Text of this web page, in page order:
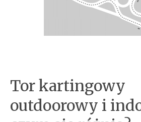
Tor kartingowy
outdoorowy i